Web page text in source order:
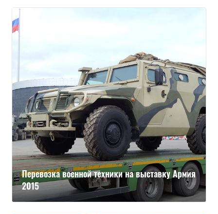
Перевозка военной техники на выставку Армия
2015